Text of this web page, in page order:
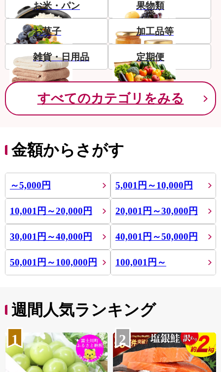
お米・パン 果物類
お菓子 加工品等
雑貨・日用品 定期便
すべてのカテゴリをみる
金額からさがす
～5,000円 5,001円～10,000円
10,001円～20,000円 20,001円～30,000円
30,001円～40,000円 40,001円～50,000円
50,001円～100,000円 100,001円～
週間人気ランキング
1 2